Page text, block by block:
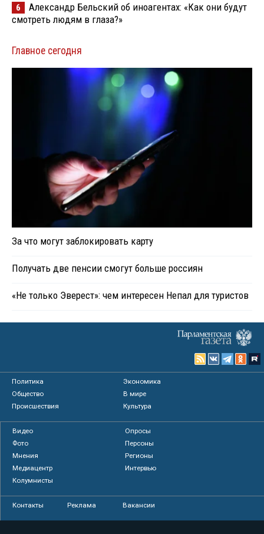
6
Александр Бельский об иноагентах: «Как они будут
смотреть людям в глаза?»
Главное сегодня
За что могут заблокировать карту
Получать две пенсии смогут больше россиян
«Не только Эверест»: чем интересен Непал для туристов
Политика
Экономика
Общество
В мире
Происшествия
Культура
Видео
Опросы
Фото
Персоны
Мнения
Регионы
Медиацентр
Интервью
Колумнисты
Контакты Реклама Вакансии